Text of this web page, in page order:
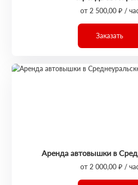
от 2 500,00 ₽ /
Заказать
Аренда автовышки в
от 2 000,00 ₽ /